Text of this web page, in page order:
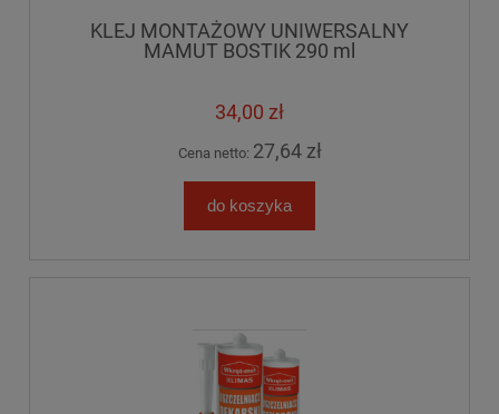
KLEJ MONTAŻOWY UNIWERSALNY
MAMUT BOSTIK 290 ml
34,00 zł
Cena netto: 27,64 zł
do koszyka